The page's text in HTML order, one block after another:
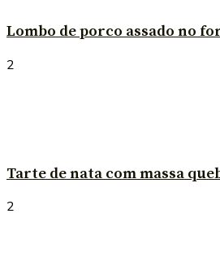
Lombo de porco assado no
2
Tarte de nata com massa
2